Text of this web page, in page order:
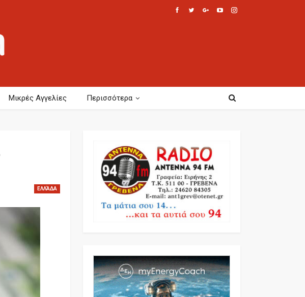
Μικρές Αγγελίες Περισσότερα
ΕΛΛΆΔΑ